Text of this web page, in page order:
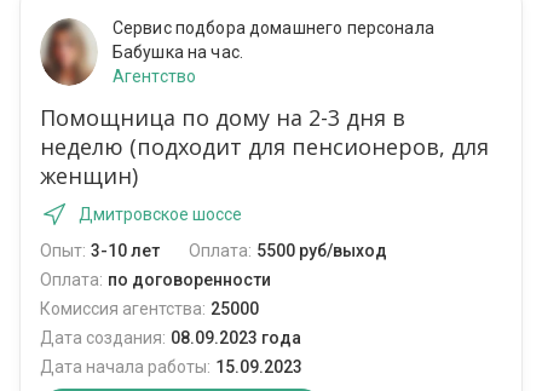
Сервис подбора домашнего персонала
Бабушка на час.
Агентство
Помощница по дому на 2-3 дня в
неделю (подходит для пенсионеров, для
женщин)
Дмитровское шоссе
Опыт: 3-10 лет Оплата: 5500 руб/выход
Оплата: по договоренности
Комиссия агентства: 25000
Дата создания: 08.09.2023 года
Дата начала работы: 15.09.2023